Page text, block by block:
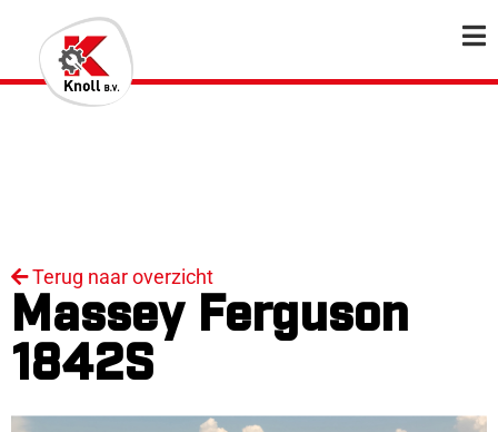
Terug naar overzicht
Massey Ferguson
1842S